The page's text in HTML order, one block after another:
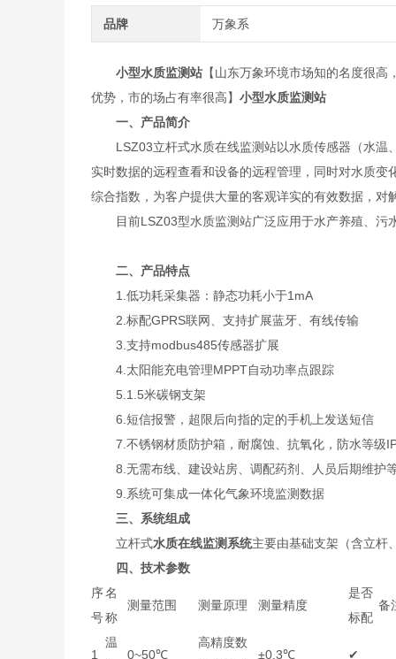
品牌 万象系
小型水质监测站【山东万象环境市场知的名度很高
优势，市的场占有率很高】 小型水质监测站
一、产品简介
LSZ03立杆式水质在线监测站以水质传感器（水温
实时数据的远程查看和设备的远程管理，同时对水质
综合指数，为客户提供大量的客观详实的有效数据，对
目前LSZ03型水质监测站广泛应用于水产养殖、污
二、产品特点
1.低功耗采集器：静态功耗小于1mA
2.标配GPRS联网、支持扩展蓝牙、有线传输
3.支持modbus485传感器扩展
4.太阳能充电管理MPPT自动功率点跟踪
5.1.5米碳钢支架
6.短信报警，超限后向指的定的手机上发送短信
7.不锈钢材质防护箱，耐腐蚀、抗氧化，防水等级
8.无需布线、建设站房、调配药剂、人员后期维护
9.系统可集成一体化气象环境监测数据
三、系统组成
立杆式水质在线监测系统主要由基础支架（含立杆
四、技术参数
序
号
名
称
测量范围 测量原理 测量精度
是否
标配
备
1
温
0~50℃
高精度数
±0.3℃ ✔